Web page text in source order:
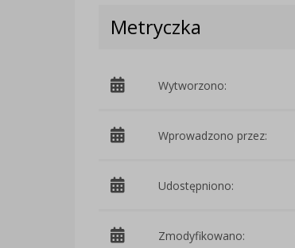
Metryczka
Wytworzono:
Wprowadzono przez:
Udostępniono:
Zmodyfikowano: